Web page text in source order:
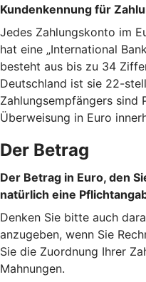
Kundenkennung für
Jedes Zahlungskonto im
hat eine „International
besteht aus bis zu 34
Deutschland ist sie 22-
Zahlungsempfängers sind
Überweisung in Euro
Der Betrag
Der Betrag in Euro, den
natürlich eine
Denken Sie bitte auch
anzugeben, wenn Sie
Sie die Zuordnung Ihrer
Mahnungen.